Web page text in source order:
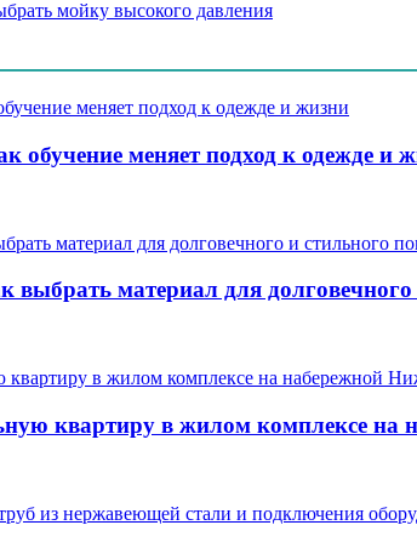
мойку высокого давления
обучение меняет подход к одежде и
выбрать материал для
квартиру в жилом комплексе на